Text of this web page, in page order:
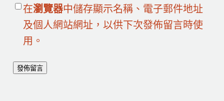
在瀏覽器中儲存顯示名稱、電子郵件地址
及個人網站網址，以供下次發佈留言時使
用。